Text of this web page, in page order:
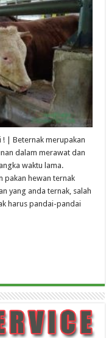
! | Beternak merupakan
dalam merawat dan
waktu lama.
pakan hewan ternak
yang anda ternak, salah
harus pandai-pandai